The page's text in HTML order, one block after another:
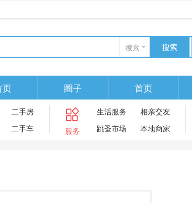
搜索 搜索
页 圈子 首页
二手房
二手车 服务
生活服务
相亲交友
跳蚤市场
本地商家